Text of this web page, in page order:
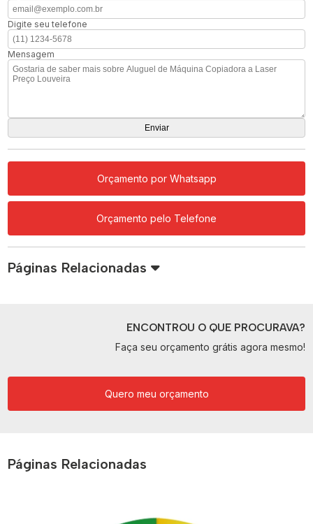
Digite seu telefone
Mensagem
Orçamento por Whatsapp
Orçamento pelo Telefone
Páginas Relacionadas
ENCONTROU O QUE PROCURAVA?
Faça seu orçamento grátis agora mesmo!
Quero meu orçamento
Páginas Relacionadas